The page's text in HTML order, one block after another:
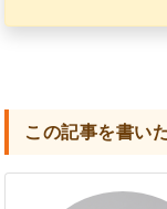
この記事を書い